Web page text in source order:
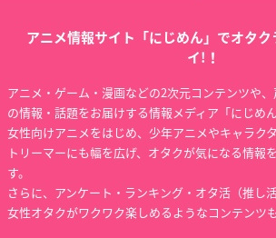
アニメ情報サイト「にじめん」でオタク
イ!！
アニメ・ゲーム・漫画などの2次元コンテンツや
の情報・話題をお届けする情報メディア「にじめん
女性向けアニメをはじめ、少年アニメやキャラク
トリーマーにも幅を広げ、オタクが気になる情報
す。
さらに、アンケート・ランキング・オタ活（推し
女性オタクがワクワク楽しめるようなコンテンツ